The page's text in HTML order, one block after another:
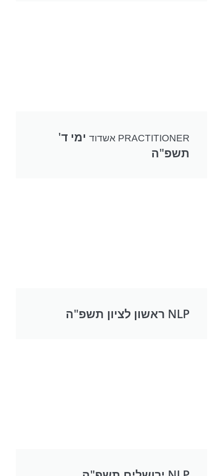
PRACTITIONER אשדוד
ימי ד'
תשפ"ה
NLP ראשון לציון תשפ"ה